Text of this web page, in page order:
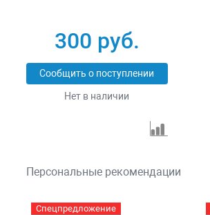
300 руб.
Сообщить о поступлении
Нет в наличии
Персональные рекомендации
Спецпредложение